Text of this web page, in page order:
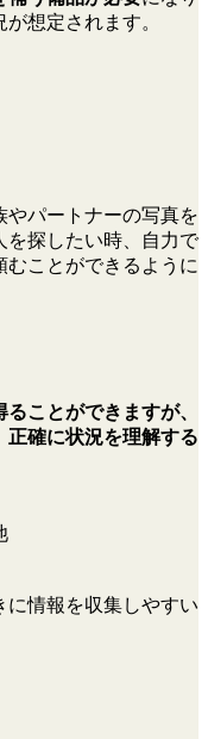
想定されます。
やパートナーの写真を
を探したい時、自力で
ことができるように
ることができますが、
確に状況を理解する
に情報を収集しやすい